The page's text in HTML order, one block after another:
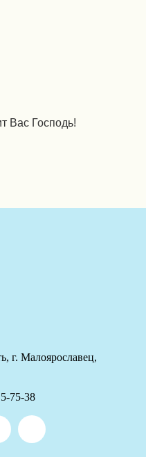
Вас Господь!
г. Малоярославец,
75-38